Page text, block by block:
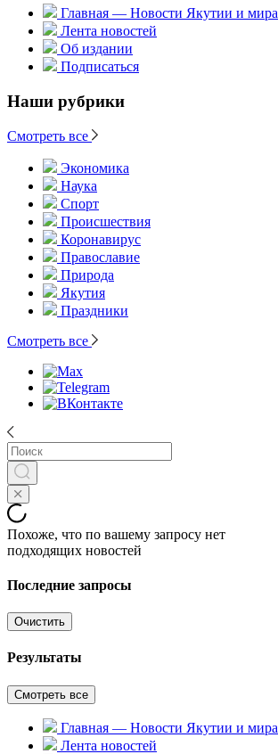
Главная — Новости Якутии и мира
Лента новостей
Об издании
Подписаться
Наши рубрики
Смотреть все
Экономика
Наука
Спорт
Происшествия
Коронавирус
Православие
Природа
Якутия
Праздники
Смотреть все
Похоже, что по вашему запросу нет
подходящих новостей
Последние запросы
Очистить
Результаты
Смотреть все
Главная — Новости Якутии и мира
Лента новостей